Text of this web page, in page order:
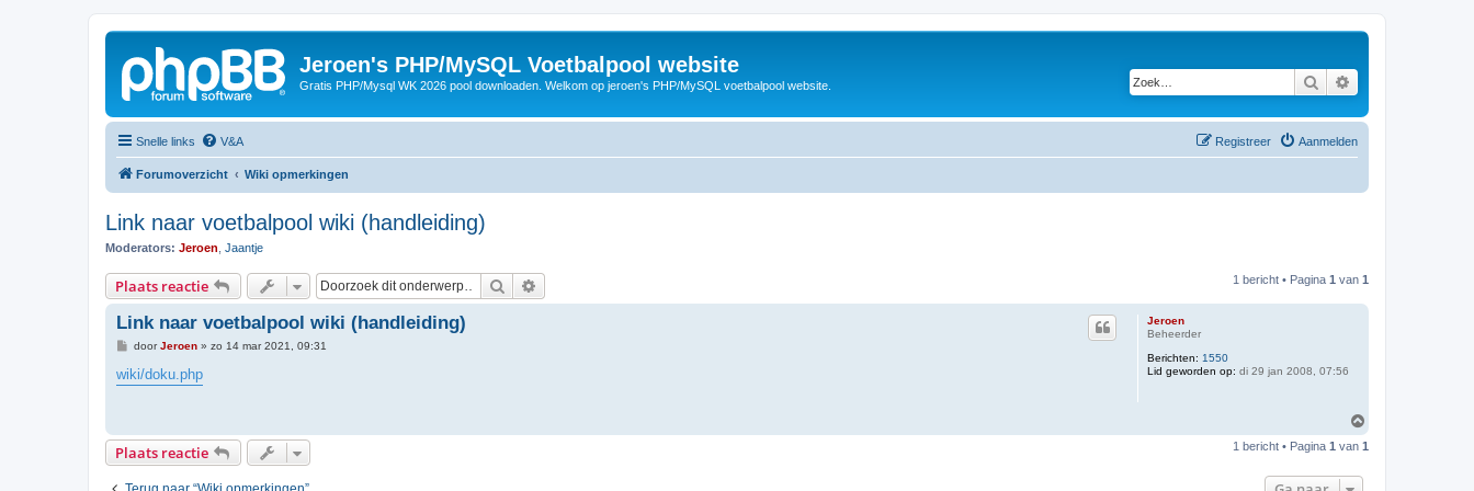
Jeroen's PHP/MySQL Voetbalpool website
Gratis PHP/Mysql WK 2026 pool downloaden. Welkom op jeroen's PHP/MySQL voetbalpool website. Zoek
Snelle links V&A Aanmelden
Registreer
Forumoverzicht Wiki opmerkingen
Link naar voetbalpool wiki (handleiding)
Moderators: Jeroen Jaantje
Plaats reactie Zoek 1 bericht • Pagina 1 van 1
Jeroen
Beheerder
Berichten: 1550
Lid geworden op: di 29 jan 2008, 07:56
Link naar voetbalpool wiki (handleiding)
B
r
i
doorJeroen» zo 14 mar 2021, 09:31
wiki/doku.php
h
Plaats reactie 1 bericht • Pagina 1 van 1